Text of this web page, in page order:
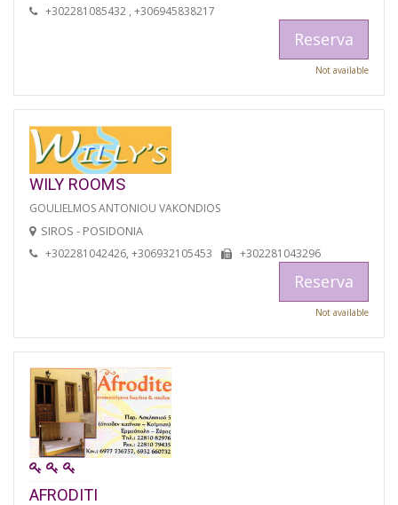
+302281085432 , +306945838217
Reserva
Not available
WILY ROOMS
GOULIELMOS ANTONIOU VAKONDIOS
SIROS - POSIDONIA
+302281042426, +306932105453 +302281043296
Reserva
Not available
AFRODITI